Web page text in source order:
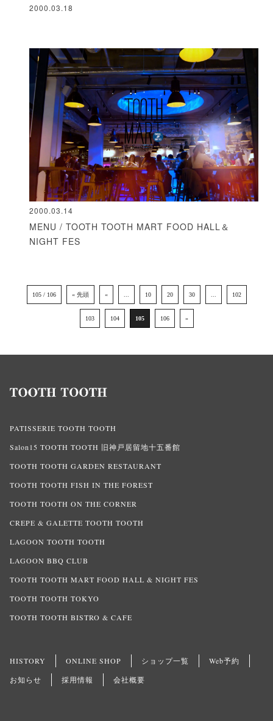
2000.03.18
2000.03.14
MENU / TOOTH TOOTH MART FOOD HALL＆
NIGHT FES
105 / 106 « 先頭 « 10 20 30 102
103 104 105 106 »
PATISSERIE TOOTH TOOTH
Salon15 TOOTH TOOTH 旧神戸居留地十五番館
TOOTH TOOTH GARDEN RESTAURANT
TOOTH TOOTH FISH IN THE FOREST
TOOTH TOOTH ON THE CORNER
CREPE & GALETTE TOOTH TOOTH
LAGOON TOOTH TOOTH
LAGOON BBQ CLUB
TOOTH TOOTH MART FOOD HALL & NIGHT FES
TOOTH TOOTH TOKYO
TOOTH TOOTH BISTRO & CAFE
HISTORY ONLINE SHOP ショップ一覧
Web予約
お知らせ
採用情報 会社概要